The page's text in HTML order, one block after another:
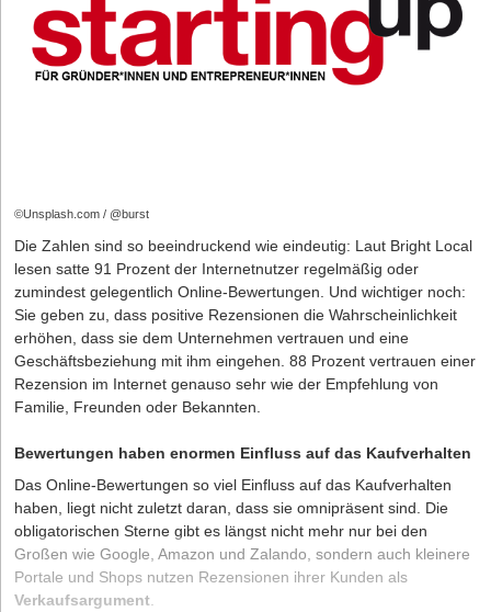
©Unsplash.com / @burst
Die Zahlen sind so beeindruckend wie eindeutig: Laut Bright Local
lesen satte 91 Prozent der Internetnutzer regelmäßig oder
zumindest gelegentlich Online-Bewertungen. Und wichtiger noch:
Sie geben zu, dass positive Rezensionen die Wahrscheinlichkeit
erhöhen, dass sie dem Unternehmen vertrauen und eine
Geschäftsbeziehung mit ihm eingehen. 88 Prozent vertrauen einer
Rezension im Internet genauso sehr wie der Empfehlung von
Familie, Freunden oder Bekannten.
Bewertungen haben enormen Einfluss auf das Kaufverhalten
Das Online-Bewertungen so viel Einfluss auf das Kaufverhalten
haben, liegt nicht zuletzt daran, dass sie omnipräsent sind. Die
obligatorischen Sterne gibt es längst nicht mehr nur bei den
Großen wie Google, Amazon und Zalando, sondern auch kleinere
Portale und Shops nutzen Rezensionen ihrer Kunden als
Verkaufsargument